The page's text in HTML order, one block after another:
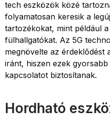
tech eszközök közé
folyamatosan keresik a
tartozékokat, mint például
fülhallgatókat. Az 5G
megnövelte az érdeklődést
iránt, hiszen ezek
kapcsolatot biztosítanak.
Hordható